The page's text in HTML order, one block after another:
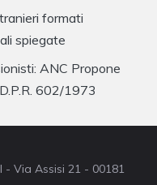
formati
spiegate
ANC Propone
602/1973
Via Assisi 21 - 00181